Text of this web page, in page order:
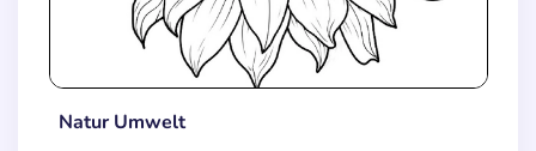
Natur Umwelt